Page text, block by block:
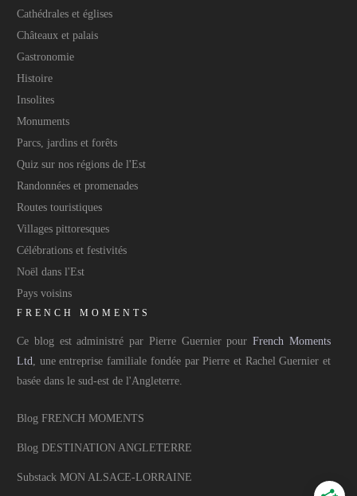
Cathédrales et églises
Châteaux et palais
Gastronomie
Histoire
Insolites
Monuments
Parcs, jardins et forêts
Quiz sur nos régions de l'Est
Randonnées et promenades
Routes touristiques
Villages pittoresques
Célébrations et festivités
Noël dans l'Est
Pays voisins
FRENCH MOMENTS
Ce blog est administré par Pierre Guernier pourFrench Moments
Ltd, une entreprise familiale fondée par Pierre et Rachel Guernier et
basée dans le sud-est de l'Angleterre.
Blog FRENCH MOMENTS
Blog DESTINATION ANGLETERRE
Substack MON ALSACE-LORRAINE